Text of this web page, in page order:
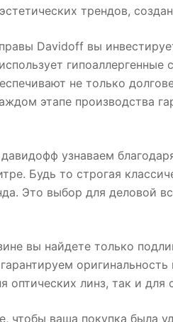
трендов,
Davidoff вы
не только
этапе производства
узнаваем
Будь то строгая
Это выбор для деловой
вы найдете только
оптических линз, так и
чтобы ваша покупка была